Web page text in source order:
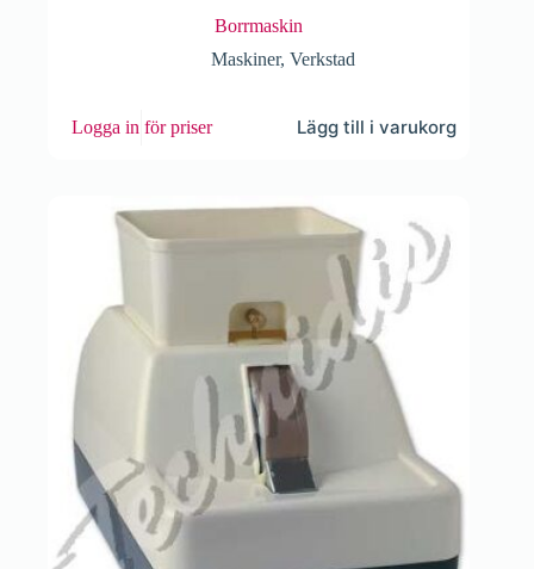
Borrmaskin
Maskiner, Verkstad
Logga in för priser Lägg till i varukorg